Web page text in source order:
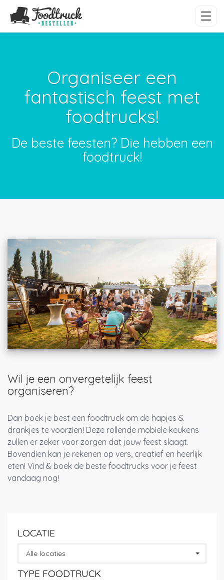
Organiseer een
fantastisch feest met
foodtrucks!
De beste feesten? Die hebben een
foodtruck!
Wil je een onvergetelijk feest
organiseren?
Dan boek je best een foodtruck om de hapjes &
drankjes te voorzien! Deze rollende mobiele keukens
zullen er zeker voor zorgen dat jouw feest slaagt.
Bovendien kan je rekenen op vers, creatief en heerlijk
eten! Vind & boek de beste foodtrucks voor je feest
vandaag nog!
LOCATIE
Alle locaties
TYPE FOODTRUCK